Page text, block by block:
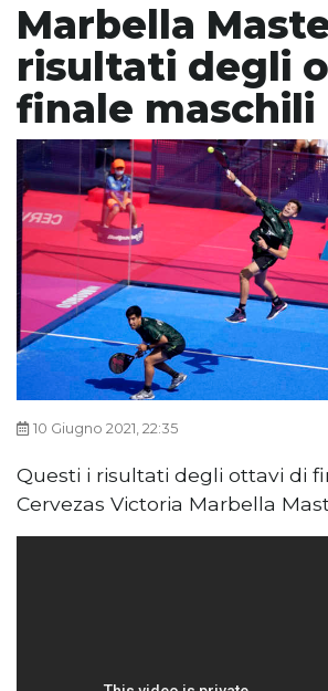
Marbella
risultati degli
finale maschili
10 Giugno 2021, 22:35
Questi i risultati degli ottavi di
Cervezas Victoria Marbella